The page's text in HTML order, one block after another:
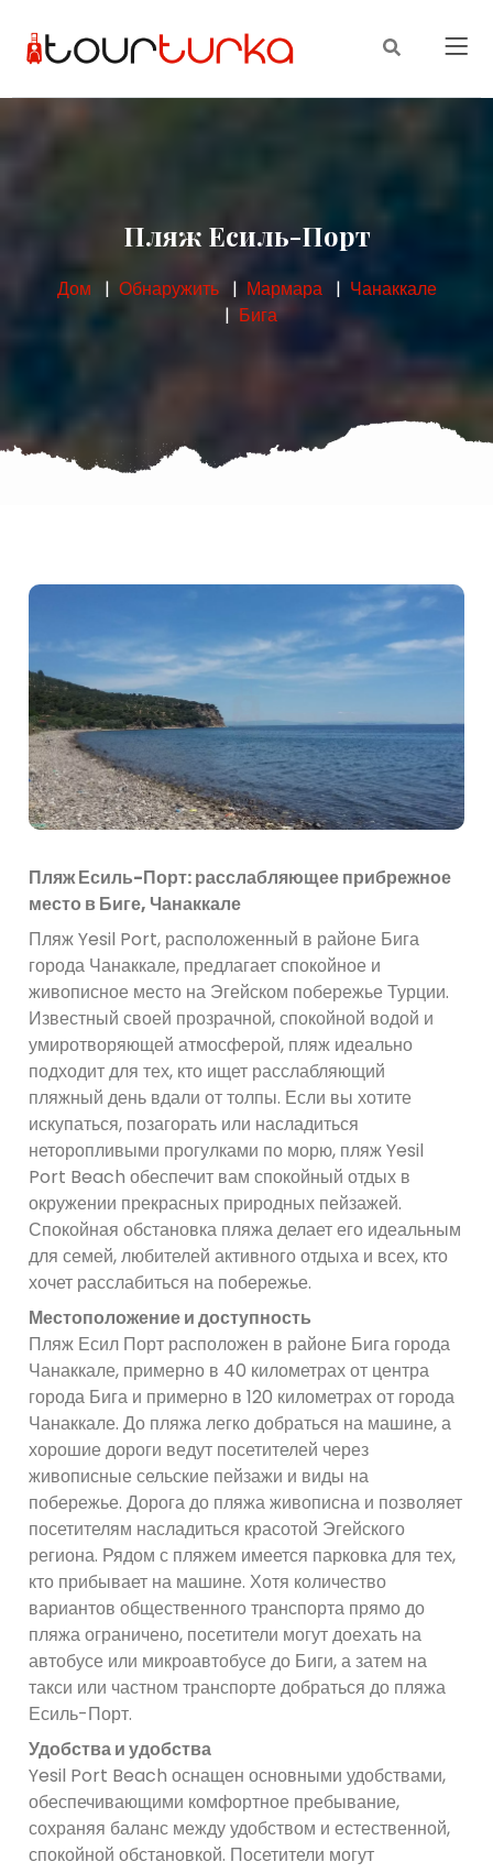
Пляж Есиль-Порт
Дом Обнаружить Мармара
Чанаккале
Бига
Пляж Есиль-Порт: расслабляющее прибрежное
место в Биге, Чанаккале
Пляж Yesil Port, расположенный в районе Бига
города Чанаккале, предлагает спокойное и
живописное место на Эгейском побережье Турции.
Известный своей прозрачной, спокойной водой и
умиротворяющей атмосферой, пляж идеально
подходит для тех, кто ищет расслабляющий
пляжный день вдали от толпы. Если вы хотите
искупаться, позагорать или насладиться
неторопливыми прогулками по морю, пляж Yesil
Port Beach обеспечит вам спокойный отдых в
окружении прекрасных природных пейзажей.
Спокойная обстановка пляжа делает его идеальным
для семей, любителей активного отдыха и всех, кто
хочет расслабиться на побережье.
Местоположение и доступность
Пляж Есил Порт расположен в районе Бига города
Чанаккале, примерно в 40 километрах от центра
города Бига и примерно в 120 километрах от города
Чанаккале. До пляжа легко добраться на машине, а
хорошие дороги ведут посетителей через
живописные сельские пейзажи и виды на
побережье. Дорога до пляжа живописна и позволяет
посетителям насладиться красотой Эгейского
региона. Рядом с пляжем имеется парковка для тех,
кто прибывает на машине. Хотя количество
вариантов общественного транспорта прямо до
пляжа ограничено, посетители могут доехать на
автобусе или микроавтобусе до Биги, а затем на
такси или частном транспорте добраться до пляжа
Есиль-Порт.
Удобства и удобства
Yesil Port Beach оснащен основными удобствами,
обеспечивающими комфортное пребывание,
сохраняя баланс между удобством и естественной,
спокойной обстановкой. Посетители могут